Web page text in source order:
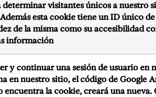
determinar visitantes únicos a nuestro
esta cookie tiene un ID único
de la misma como su accesibilidad
información
y continuar una sesión de usuario en
en nuestro sitio, el código de Google
la cookie, creará una nueva.